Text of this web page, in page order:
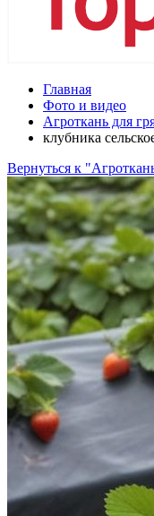
Главная
Фото и видео
Агроткань для
клубника
Вернуться к